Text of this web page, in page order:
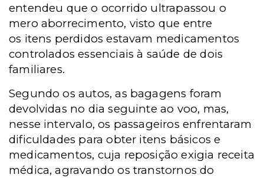
entendeu que o ocorrido ultrapassou o
mero aborrecimento, visto que entre
os itens perdidos estavam medicamentos
controlados essenciais à saúde de dois
familiares.
Segundo os autos, as bagagens foram
devolvidas no dia seguinte ao voo, mas,
nesse intervalo, os passageiros enfrentaram
dificuldades para obter itens básicos e
medicamentos, cuja reposição exigia receita
médica, agravando os transtornos do